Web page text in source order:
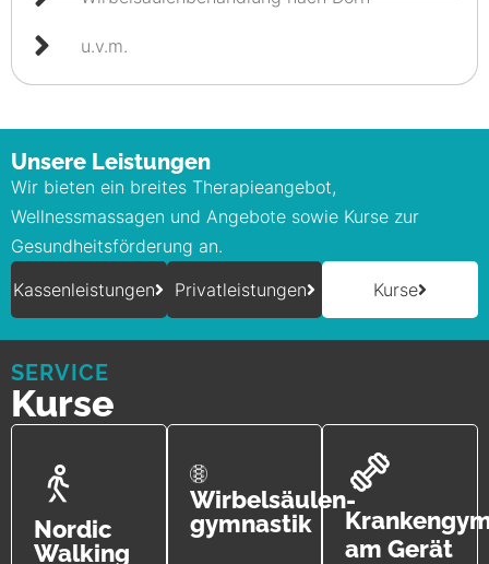
u.v.m.
Unsere Leistungen
Wir bieten ein breites Therapieangebot,
Wellnessmassagen und Angebote sowie Kurse zur
Gesundheitsförderung an.
Kassenleistungen
Privatleistungen Kurse
SERVICE
Kurse
Nordic
Walking
Wirbelsäulen­
gymnastik
am Gerät